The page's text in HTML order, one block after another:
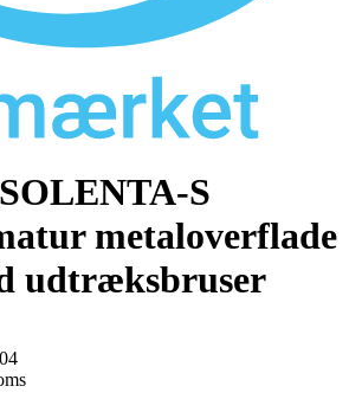
S
metaloverflade
udtræksbruser